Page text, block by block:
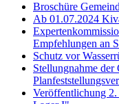
Broschüre
Ab 01.07.2024
Empfehlungen an
Schutz vor
Stellungnahme
Veröffentlichung